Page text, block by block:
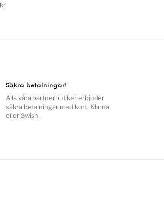
kr
Säkra betalningar!
Alla våra partnerbutiker erbjuder
säkra betalningar med kort, Klarna
eller Swish.